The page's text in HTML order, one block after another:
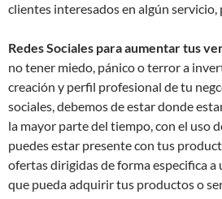
clientes interesados en algún
Redes Sociales para aumentar tus
no tener miedo, pánico o terror a
creación y perfil profesional de tu
sociales, debemos de estar donde
la mayor parte del tiempo, con el uso
puedes estar presente con tus
ofertas dirigidas de forma especifica a
que pueda adquirir tus productos o